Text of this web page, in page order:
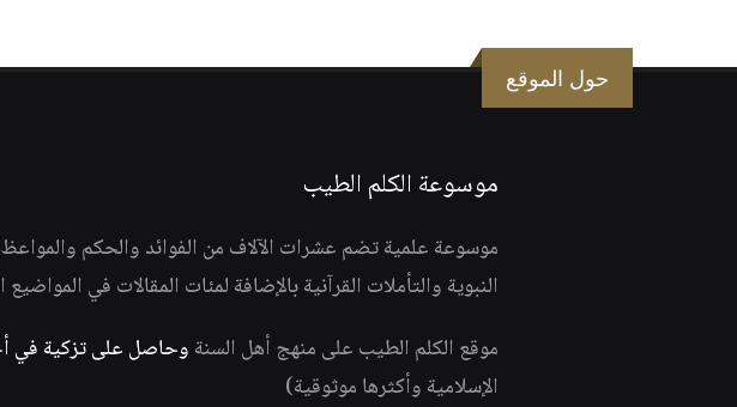
حول الموقع
موسوعة الكلم الطيب
موسوعة علمية تضم عشرات الآلاف من الفوائد والحكم والمواعظ
النبوية والتأملات القرآنية بالإضافة لمئات المقالات في المواضيع
موقع الكلم الطيب على منهج أهل السنة وحاصل على تزكية في
الإسلامية وأكثرها موثوقية)